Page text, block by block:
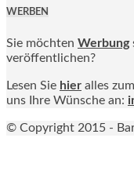
WERBEN
Sie möchten Werbung
veröffentlichen?
Lesen Sie hier alles
uns Ihre Wünsche an:
© Copyright 2015 -